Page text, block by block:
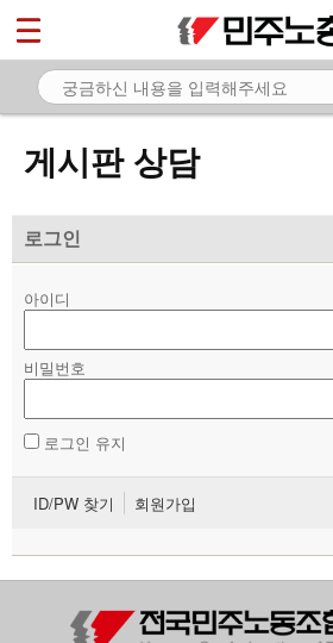
게시판 상담
로그인
아이디
비밀번호
로그인 유지
ID/PW 찾기 회원가입
마이페이지
소개
노동상담
- 게시판 상담
- 바로보기
- 찾아보기
- 전국 노동상담소 안내
자료
부설기관